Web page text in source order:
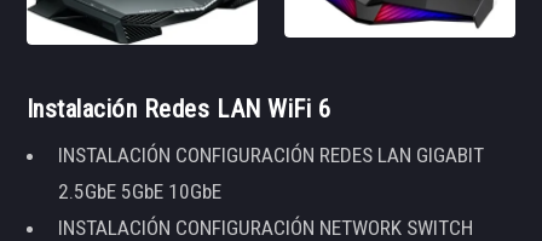
Instalación Redes LAN WiFi 6
INSTALACIÓN CONFIGURACIÓN REDES LAN GIGABIT
2.5GbE 5GbE 10GbE
INSTALACIÓN CONFIGURACIÓN NETWORK SWITCH